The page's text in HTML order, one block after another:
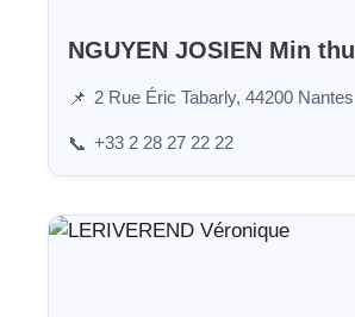
NGUYEN JOSIEN Min thu
📌 2 Rue Éric Tabarly, 44200 Nantes
📞 +33 2 28 27 22 22